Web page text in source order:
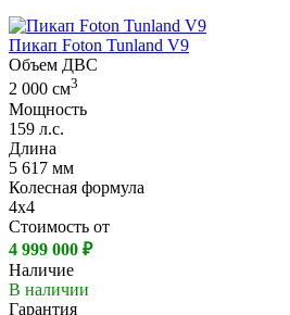
Пикап Foton Tunland V9
Объем ДВС
2 000 см3
Мощность
159 л.с.
Длина
5 617 мм
Колесная формула
4х4
Стоимость от
4 999 000 ₽
Наличие
В наличии
Гарантия